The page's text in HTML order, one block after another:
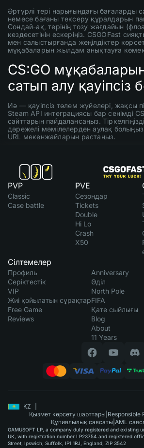
Әртүрлі тері нарығындағы бағаларды
немесе бағаны тексеру құралдарын
Сондай-ақ, терінің тозу жағдайын
кездесетінін ескеріңіз. CSGOFast
мен салыстырғанда жеңілдіктер
мұқабаларын жылдам анықтауға
CS:GO
сатып алу қауіпсіз
Иә — қауіпсіз төлем жүйелері, жақсы
Steam API интеграциясы бар сенімді
сайттарын пайдалансаңыз.
дәрежелі мәмілелерден аулақ
URL мекенжайларын растаңыз.
PVP
Classic
Case battle
PVE
Сезондар
Tickets
Double
Hi Lo
Crash
X50
Сілтемелер
Профиль
Серіктестік
VIP
Жиі қойылатын сұрақтар
Free Game
Reviews
Anniversary
Әділ
North Pole
FIFA
Қате сыйлығы
Blog
About
11 Years
KZ
Қызмет көрсету шарттары Responsible
Құпиялылық саясаты AML
GAMUSOFT LP, a company duly registered and existing
UK, with registration number LP23754 and registered
Street, Ipswich, Suffolk, IP1 1RJ, England, ZIP 3542